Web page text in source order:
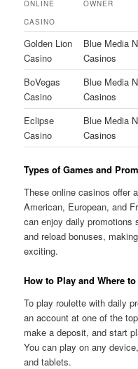
ONLINE
CASINO
OWNER
Golden Lion
Casino
Blue Media
Casinos
BoVegas
Casino
Blue Media
Casinos
Eclipse
Casino
Blue Media
Casinos
Types of Games and
These online casinos offer
American, European, and
can enjoy daily promotions
and reload bonuses,
exciting.
How to Play and Where
To play roulette with daily
an account at one of the
make a deposit, and start
You can play on any
and tablets.